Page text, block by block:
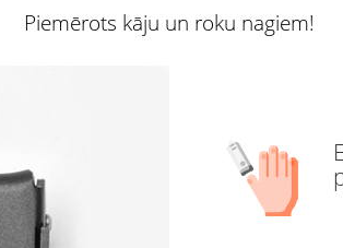
Piemērots kāju un roku nagiem!